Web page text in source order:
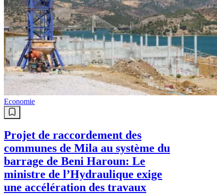
Economie
Projet de raccordement des
communes de Mila au système du
barrage de Beni Haroun: Le
ministre de l’Hydraulique exige
une accélération des travaux